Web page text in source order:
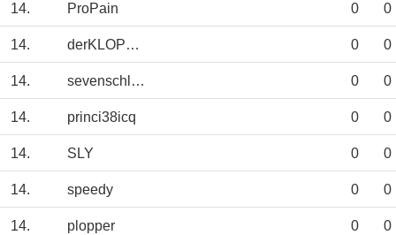
14. ProPain 0 0
14. derKLOPPeffekt 0 0
14. sevenschlumpf 0 0
14. princi38icq 0 0
14. SLY 0 0
14. speedy 0 0
14. plopper 0 0